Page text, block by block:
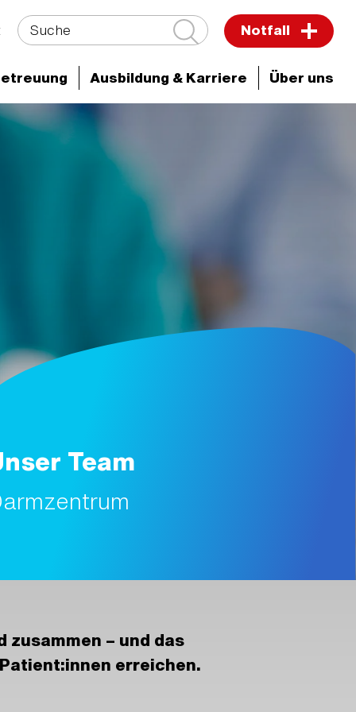
Suche Notfall
Ausbildung & Karriere Über uns
& Zentren
Team
zusammen – und das
erreichen.